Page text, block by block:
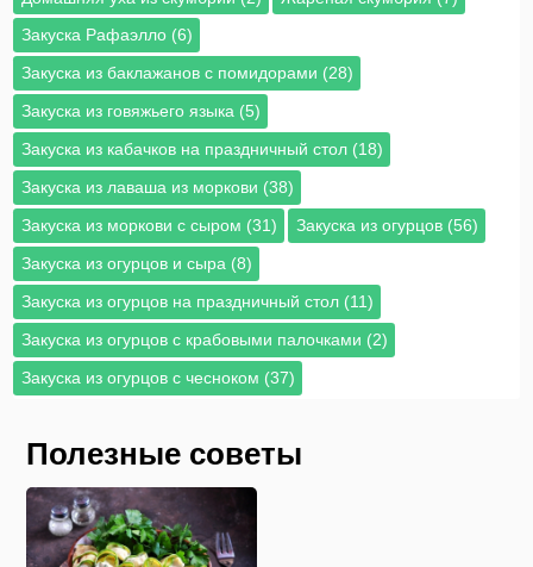
Закуска Рафаэлло (6)
Закуска из баклажанов с помидорами (28)
Закуска из говяжьего языка (5)
Закуска из кабачков на праздничный стол (18)
Закуска из лаваша из моркови (38)
Закуска из моркови с сыром (31)
Закуска из огурцов (56)
Закуска из огурцов и сыра (8)
Закуска из огурцов на праздничный стол (11)
Закуска из огурцов с крабовыми палочками (2)
Закуска из огурцов с чесноком (37)
Полезные советы